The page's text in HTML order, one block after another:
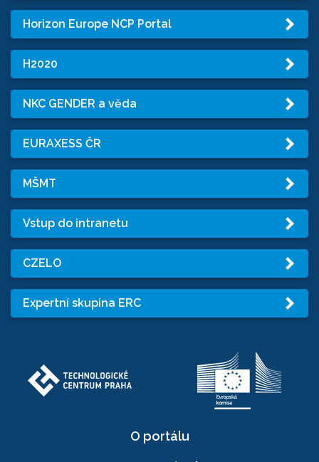
Horizon Europe NCP Portal
H2020
NKC GENDER a věda
EURAXESS ČR
MŠMT
Vstup do intranetu
CZELO
Expertní skupina ERC
O portálu